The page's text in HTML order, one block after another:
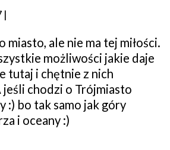
|
miasto, ale nie ma tej miłości.
możliwości jakie daje
tutaj i chętnie z nich
jeśli chodzi o Trójmiasto
:) bo tak samo jak góry
i oceany :)